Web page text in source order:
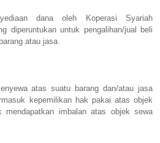
dana oleh Koperasi Syariah
diperuntukan untuk pengalihan/jual beli
atau jasa.
atas suatu barang dan/atau jasa
kepemilikan hak pakai atas objek
mendapatkan imbalan atas objek sewa